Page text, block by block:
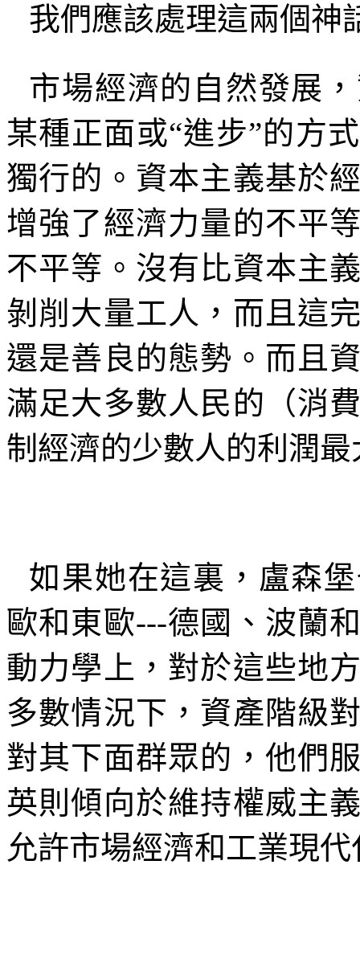
我們應該處理這兩個神
市場經濟的自然發展
某種正面或“進步”的方
獨行的。資本主義基於
增強了經濟力量的不平
不平等。沒有比資本主
剝削大量工人，而且這
還是善良的態勢。而且
滿足大多數人民的（消
制經濟的少數人的利潤最
如果她在這裏，盧森
歐和東歐---德國、波蘭
動力學上，對於這些地
多數情況下，資產階級
對其下面群眾的，他們
英則傾向於維持權威主
允許市場經濟和工業現